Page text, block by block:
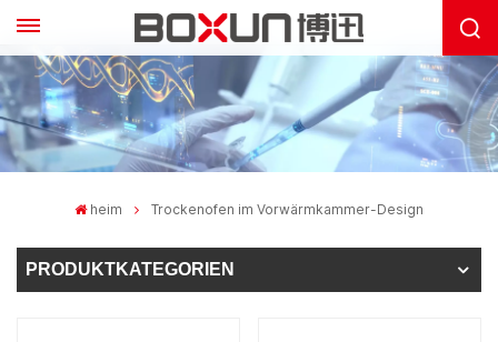
heim Trockenofen im Vorwärmkammer-Design
PRODUKTKATEGORIEN